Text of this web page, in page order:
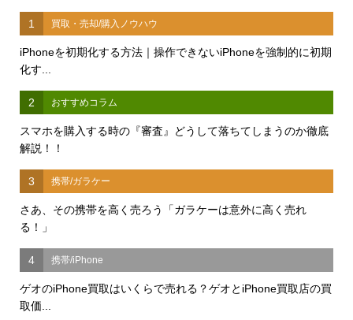
1 買取・売却/購入ノウハウ
iPhoneを初期化する方法｜操作できないiPhoneを強制的に初期
化す...
2 おすすめコラム
スマホを購入する時の『審査』どうして落ちてしまうのか徹底
解説！！
3 携帯/ガラケー
さあ、その携帯を高く売ろう「ガラケーは意外に高く売れ
る！」
4 携帯/iPhone
ゲオのiPhone買取はいくらで売れる？ゲオとiPhone買取店の買
取価...